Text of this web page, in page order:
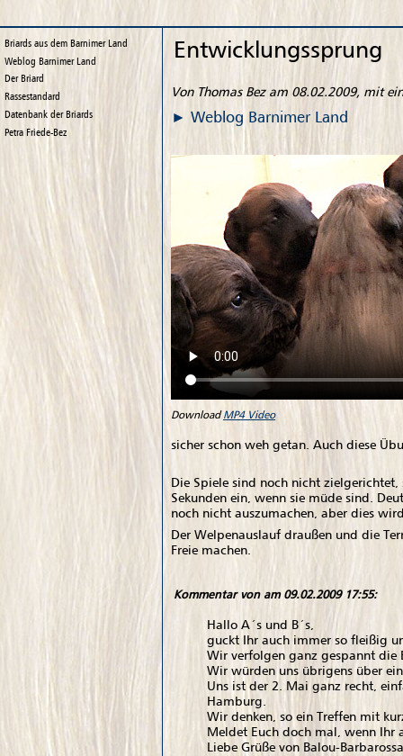
Briards aus dem Barnimer Land
Weblog Barnimer Land
Der Briard
Rassestandard
Datenbank der Briards
Petra Friede-Bez
Entwicklungssprung
Von Thomas Bez am 08.02.2009, mit
Weblog Barnimer Land
DownloadMP4 Video
sicher schon weh getan. Auch diese
Die Spiele sind noch nicht
Sekunden ein, wenn sie müde sind.
noch nicht auszumachen, aber dies
Der Welpenauslauf draußen und die
Freie machen.
Kommentar von am 09.02.2009 17:55:
Hallo A´s und B´s,
guckt Ihr auch immer so fleißig
Wir verfolgen ganz gespannt die
Wir würden uns übrigens über
Uns ist der 2. Mai ganz recht,
Hamburg.
Wir denken, so ein Treffen mit
Meldet Euch doch mal, wenn Ihr
Liebe Grüße von Balou-Barbarossa